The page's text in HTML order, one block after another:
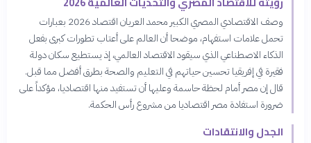
وصف الاقتصادي المصري الكبير محمد العريان اقتصاد 2026 بعبارات
تحمل علامات استفهام، موضحا أن العالم على أعتاب تطورات كبرى بفعل
الذكاء الاصطناعي الذي سيقود الاقتصاد العالمي، إذ يستطيع سكان دولة
فقيرة في إفريقيا تحسين حياتهم في التعليم والصحة بطرق أفضل مما قبل.
قال إن مصر أمام لحظة حاسمة وعليها أن تستفيد منها اقتصاديا، مؤكداً على
ضرورة استفادة مصر اقتصاديا من مشروع رأس الحكمة.
الجدل والانتقادات